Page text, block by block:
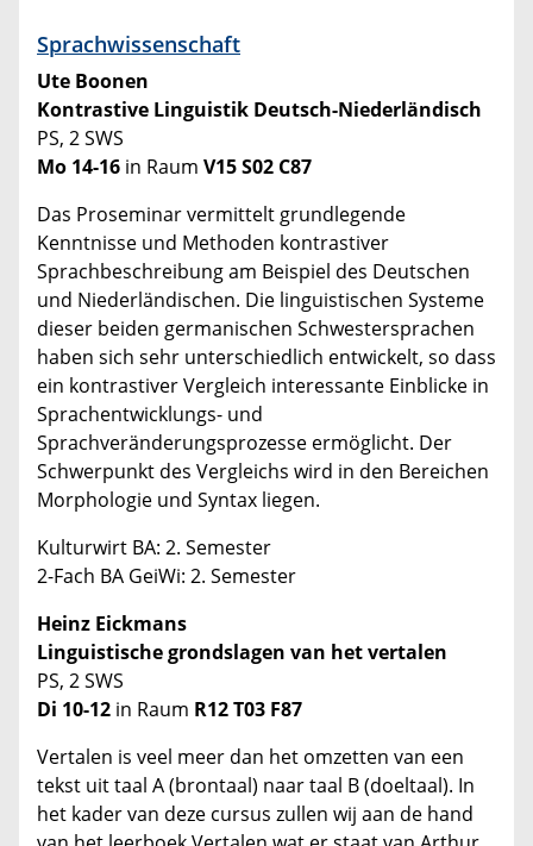
Sprachwissenschaft
Ute Boonen
Kontrastive Linguistik Deutsch-Niederländisch
PS, 2 SWS
Mo 14-16 in Raum V15 S02 C87
Das Proseminar vermittelt grundlegende
Kenntnisse und Methoden kontrastiver
Sprachbeschreibung am Beispiel des Deutschen
und Niederländischen. Die linguistischen Systeme
dieser beiden germanischen Schwestersprachen
haben sich sehr unterschiedlich entwickelt, so dass
ein kontrastiver Vergleich interessante Einblicke in
Sprachentwicklungs- und
Sprachveränderungsprozesse ermöglicht. Der
Schwerpunkt des Vergleichs wird in den Bereichen
Morphologie und Syntax liegen.
Kulturwirt BA: 2. Semester
2-Fach BA GeiWi: 2. Semester
Heinz Eickmans
Linguistische grondslagen van het vertalen
PS, 2 SWS
Di 10-12 in Raum R12 T03 F87
Vertalen is veel meer dan het omzetten van een
tekst uit taal A (brontaal) naar taal B (doeltaal). In
het kader van deze cursus zullen wij aan de hand